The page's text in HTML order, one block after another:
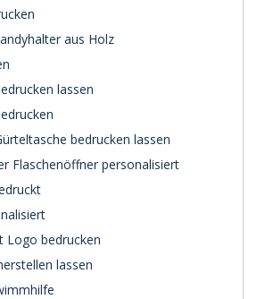
aus Holz
lassen
bedrucken lassen
Flaschenöffner personalisiert
Logo bedrucken
lassen